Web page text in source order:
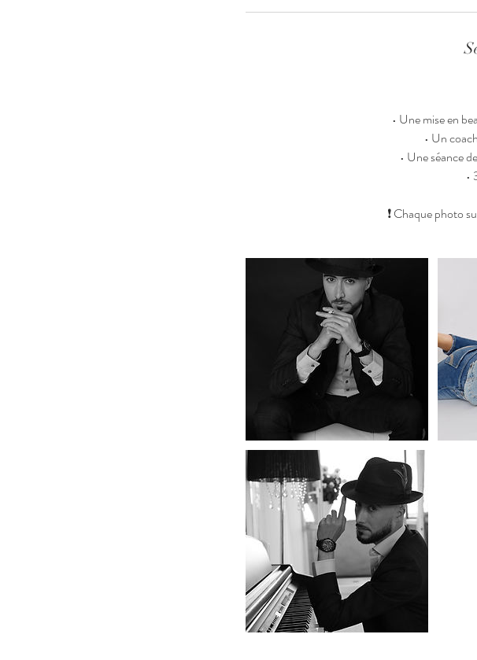
• Une mise en
• Un
• Une séance
•
❗ Chaque photo